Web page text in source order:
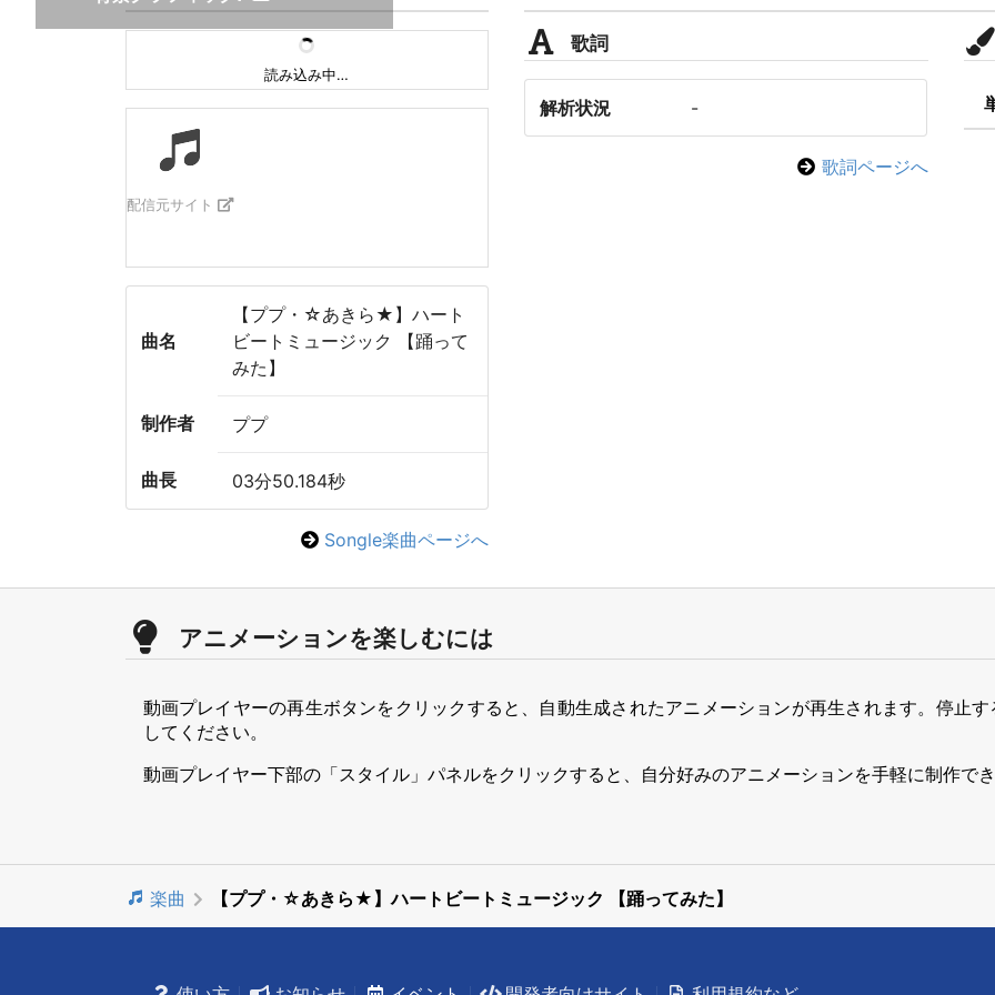
読み込み中…
配信元サイト
曲名
【ププ・☆あきら★】ハート
ビートミュージック 【踊って
みた】
制作者 ププ
曲長 03分50.184秒
Songle楽曲ページへ
歌詞
解析状況 -
歌詞ページへ
アニメーションを楽しむには
動画プレイヤーの再生ボタンをクリックすると、自動生成されたアニメーションが再生されます。停止
してください。
動画プレイヤー下部の「スタイル」パネルをクリックすると、自分好みのアニメーションを手軽に制作でき
楽曲 【ププ・☆あきら★】ハートビートミュージック 【踊ってみた】